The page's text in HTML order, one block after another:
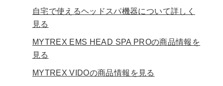
自宅で使えるヘッドスパ機器について詳しく
見る
MYTREX EMS HEAD SPA PROの商品情報を
見る
MYTREX VIDOの商品情報を見る